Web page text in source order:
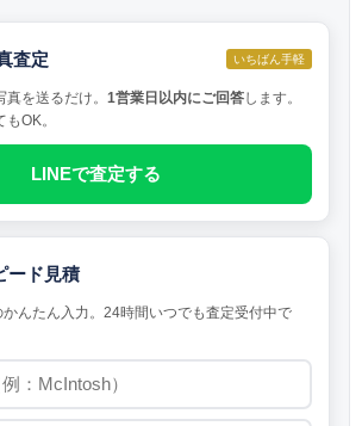
査定 いちばん手軽
を送るだけ。 1営業日以内にご回答します。
OK。
LINEで査定する
ード見積
んたん入力。24時間いつでも査定受付中で